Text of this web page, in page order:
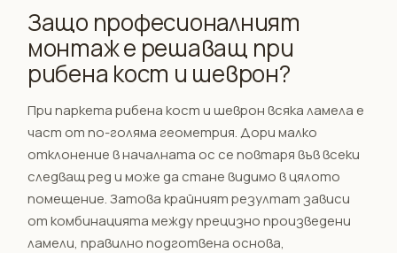
Защо професионалният
монтаж е решаващ при
рибена кост и шеврон?
При паркета рибена кост и шеврон всяка ламела е
част от по-голяма геометрия. Дори малко
отклонение в началната ос се повтаря във всеки
следващ ред и може да стане видимо в цялото
помещение. Затова крайният резултат зависи
от комбинацията между прецизно произведени
ламели, правилно подготвена основа,